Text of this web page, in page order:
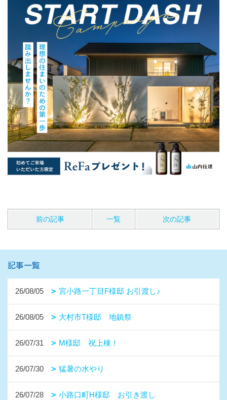
前の記事 一覧 次の記事
記事一覧
26/08/05 宮小路一丁目F様邸 お引渡し♪
26/08/05 大村市T様邸 地鎮祭
26/07/31 M様邸 祝上棟！
26/07/30 猛暑の水やり
26/07/28 小路口町H様邸 お引き渡し